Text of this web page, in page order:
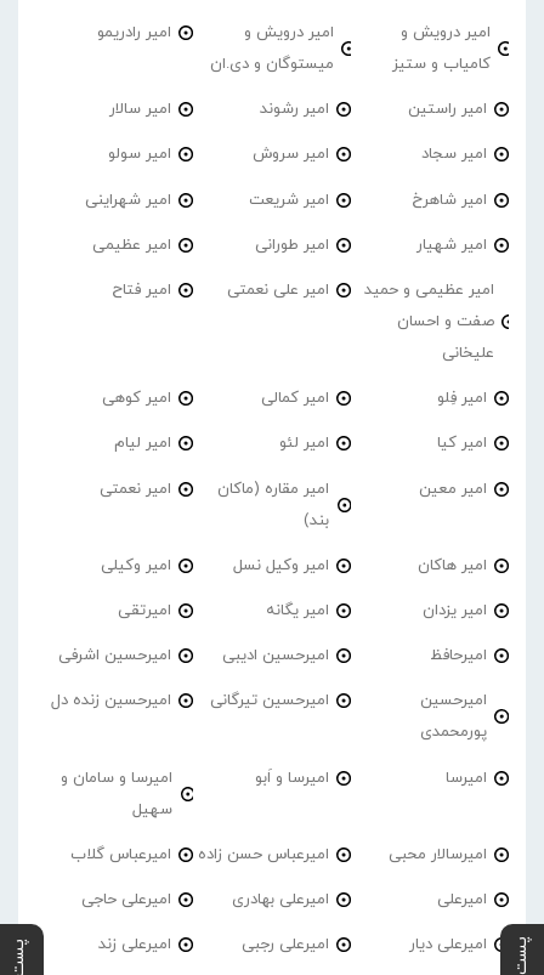
امیر درویش و
کامیاب و ستیز
امیر درویش و
میستوگان و دی.ان
امیر رادریمو
امیر راستین امیر رشوند امیر سالار
امیر سجاد امیر سروش امیر سولو
امیر شاهرخ امیر شریعت امیر شهراینی
امیر شهیار امیر طورانی امیر عظیمی
امیر عظیمی و حمید
صفت و احسان
علیخانی
امیر علی نعمتی امیر فتاح
امیر فِلو امیر کمالی امیر کوهی
امیر کیا امیر لئو امیر لیام
امیر معین
امیر مقاره (ماکان
بند)
امیر نعمتی
امیر هاکان امیر وکیل نسل امیر وکیلی
امیر یزدان امیر یگانه امیرتقی
امیرحافظ امیرحسین ادیبی امیرحسین اشرفی
امیرحسین
پورمحمدی
امیرحسین تیرگانی امیرحسین زنده دل
امیرسا امیرسا و اَبو
امیرسا و سامان و
سهیل
امیرسالار محبی امیرعباس حسن زاده امیرعباس گلاب
امیرعلی امیرعلی بهادری امیرعلی حاجی
امیرعلی دیار امیرعلی رجبی امیرعلی زند